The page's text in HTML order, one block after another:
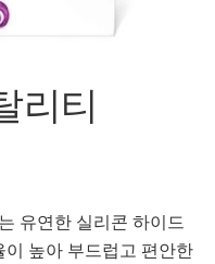
리티
유연한 실리콘 하이드
높아 부드럽고 편안한